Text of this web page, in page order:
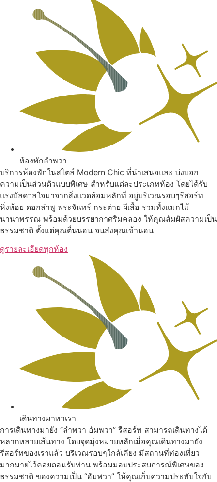
ห้องพักลำพวา
บริการห้องพักในสไตล์ Modern Chic ที่นำเสนอและ บ่งบอก
ความเป็นส่วนตัวแบบพิเศษ สำหรับแต่ละประเภทห้อง โดยได้รับ
แรงบัลดาลใจมาจากสิ่งแวดล้อมหลักที่ อยู่บริเวณรอบๆรีสอร์ท
หิ่งห้อย ดอกลำพู พระจันทร์ กระต่าย ผีเสื้อ รวมทั้งแมกไม้
นานาพรรณ พร้อมด้วยบรรยากาศริมคลอง ให้คุณสัมผัสความเป็น
ธรรมชาติ ตั้งแต่คุณตื่นนอน จนส่งคุณเข้านอน
ดูรายละเอียดทุกห้อง
เดินทางมาหาเรา
การเดินทางมายัง “ลำพวา อัมพวา” รีสอร์ท สามารถเดินทางได้
หลากหลายเส้นทาง โดยจุดมุ่งหมายหลักเมื่อคุณเดินทางมายัง
รีสอร์ทของเราแล้ว บริเวณรอบๆใกล้เคียง มีสถานที่ท่องเที่ยว
มากมายไว้คอยตอนรับท่าน พร้อมมอบประสบการณ์พิเศษของ
ธรรมชาติ ของความเป็น “อัมพวา” ให้คุณเก็บความประทับใจกับ